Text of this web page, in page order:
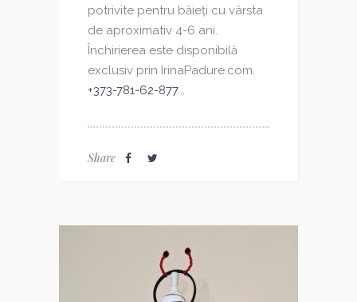
potrivite pentru băieți cu vârsta
de aproximativ 4-6 ani.
Închirierea este disponibilă
exclusiv prin IrinaPadure.com.
+373-781-62-877...
Share